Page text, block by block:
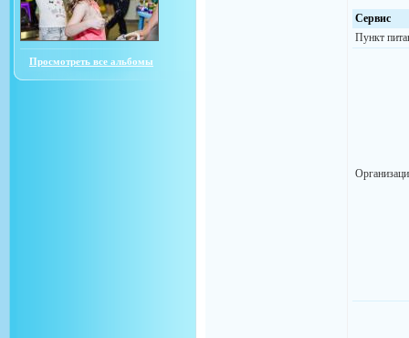
Просмотреть все альбомы
Сервис
Пункт